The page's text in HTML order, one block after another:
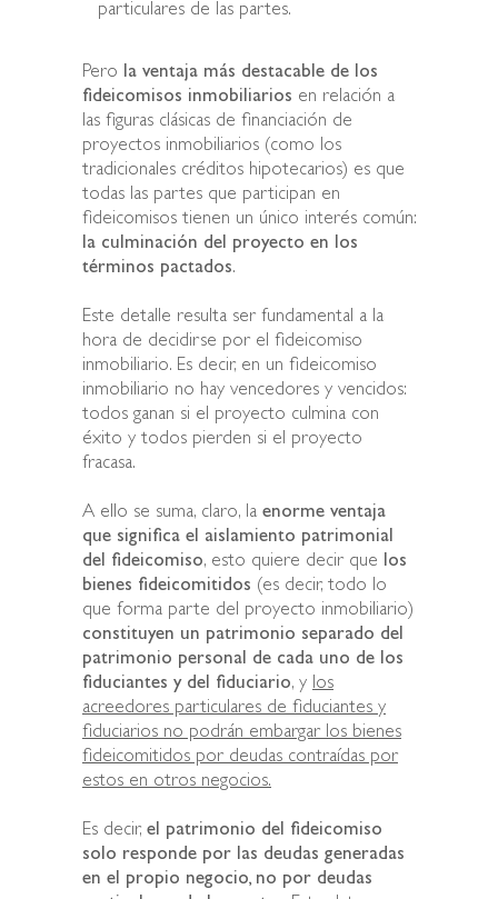
particulares de las partes.
Pero la ventaja más destacable de los
fideicomisos inmobiliarios en relación a
las figuras clásicas de financiación de
proyectos inmobiliarios (como los
tradicionales créditos hipotecarios) es que
todas las partes que participan en
fideicomisos tienen un único interés común:
la culminación del proyecto en los
términos pactados.
Este detalle resulta ser fundamental a la
hora de decidirse por el fideicomiso
inmobiliario. Es decir, en un fideicomiso
inmobiliario no hay vencedores y vencidos:
todos ganan si el proyecto culmina con
éxito y todos pierden si el proyecto
fracasa.
A ello se suma, claro, la enorme ventaja
que significa el aislamiento patrimonial
del fideicomiso, esto quiere decir que los
bienes fideicomitidos (es decir, todo lo
que forma parte del proyecto inmobiliario)
constituyen un patrimonio separado del
patrimonio personal de cada uno de los
fiduciantes y del fiduciario, y los
acreedores particulares de fiduciantes y
fiduciarios no podrán embargar los bienes
fideicomitidos por deudas contraídas por
estos en otros negocios.
Es decir, el patrimonio del fideicomiso
solo responde por las deudas generadas
en el propio negocio, no por deudas